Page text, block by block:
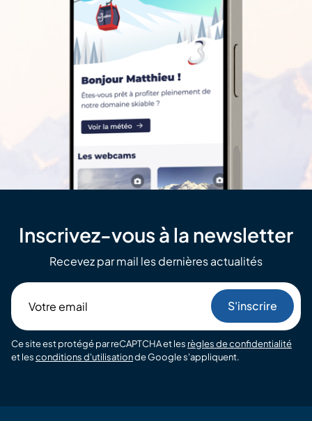
Inscrivez-vous à la newsletter
Recevez par mail les dernières actualités
email
Ce site est protégé par reCAPTCHA et les règles de confidentialité
et lesconditions d'utilisationde Google s'appliquent.